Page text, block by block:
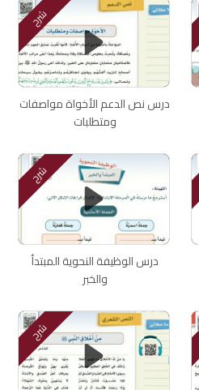
شرح
درس نص الدعم الأخواة مواصفات
ومتطلبات
شرح
درس الوظيفة النحوية المبتدأ
والخبر
شرح